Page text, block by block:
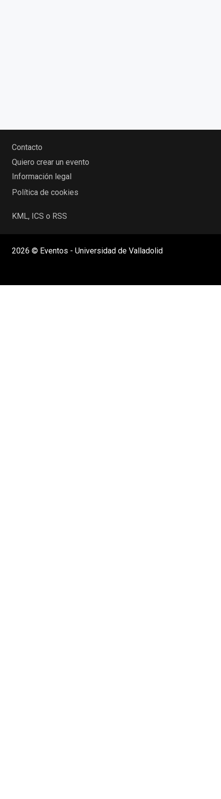
Contacto
Quiero crear un evento
Información legal
Política de cookies
KML, ICS o RSS
2026 © Eventos - Universidad de Valladolid